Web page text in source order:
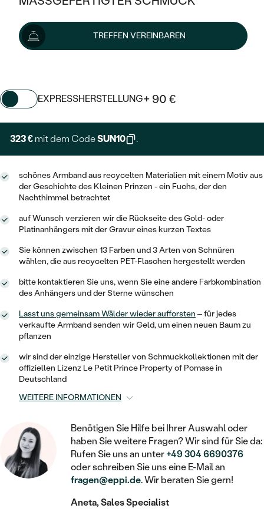
KLASSISCH
MEMOIRE
V-FORM
VINTAGE
AUSSERGEWÖHNLICHE
GEHÄMMERTE
MIT FÜLLUNG
IM SET
NACH PREIS
GÜNSTIG
MIT MEHREREN DIAMANTEN
HALO
VINTAGE
IM SET
AUSSERGEWÖHNLICH
GESTALTE EINEN RING
WÄHLE EINEN RING
DIAMANTEN ZUM EINFASSEN
LAB GROWN DIAMANTEN ZUM
EINFASSEN
FARBIGE DIAMANTEN ZUM EINFASSEN
NACH EDELSTEIN
MIT MOISSANIT
MIT FARBIGEN DIAMANTEN
MIT SCHWARZEN DIAMANTEN
AUSVERKAUF
WENN SCHMUCK HILFT
NACH TYP
RINGE
ANHÄNGER / KETTEN
ARMBÄNDER
SCHMUCKSET
HERRENSCHMUCK
SCHMUCK FÜR KINDER
BROSCHEN
SCHMUCKZUBEHÖR
NACH MATERIAL
GOLD
SILBER
PLATIN
PLATIN
OHRSTECKER
MINIMALISTISCHE
OHRHÄNGER
SOLITÄR
HERZ
PIERCINGS
NACH STEIN
MIT DIAMANT
MIT EDELSTEIN
NACH PREIS
PREISWERTE
GOLD
SILBER
SOLITÄR
ZUR GEBURT EINES KINDES
PERSONALISIERT
MIT STERNZEICHEN
MINIMALISTISCH
MEDAILLON
KETTEN
HERZKETTEN
MIT TIEREN
MIT DIAMANT
MIT EDELSTEIN
PERLENKETTEN
AUSVERKAUF
GOLD
PLATIN
NACH STYL
MINIMALISTISCHE
STATEMENT
SIEGELRINGE
PERSONALISIERT
NACH EDELSTEIN
MIT DIAMANT
PERLENRINGE
NACH PREIS
PREISWERTE
TREFFEN VEREINBAREN
359 €
EXPRESSHERSTELLUNG+ 90 €
323 € mit dem CodeSUN10 .
schönes Armband aus recycelten Materialien mit einem Motiv aus
der Geschichte des Kleinen Prinzen - ein Fuchs, der den
Nachthimmel betrachtet
auf Wunsch verzieren wir die Rückseite des Gold- oder
Platinanhängers mit der Gravur eines kurzen Textes
Sie können zwischen 13 Farben und 3 Arten von Schnüren
wählen, die aus recycelten PET-Flaschen hergestellt werden
bitte kontaktieren Sie uns, wenn Sie eine andere Farbkombination
des Anhängers und der Sterne wünschen
Lasst uns gemeinsam Wälder wieder aufforsten – für jedes
verkaufte Armband senden wir Geld, um einen neuen Baum zu
pflanzen
wir sind der einzige Hersteller von Schmuckkollektionen mit der
offiziellen Lizenz Le Petit Prince Property of Pomase in
Deutschland
WEITERE INFORMATIONEN
Benötigen Sie Hilfe bei Ihrer Auswahl oder
haben Sie weitere Fragen? Wir sind für Sie da:
Rufen Sie uns an unter+49 304 6690376
oder schreiben Sie uns eine E-Mail an
fragen@eppi.de. Wir beraten Sie gern!
Aneta, Sales Specialist